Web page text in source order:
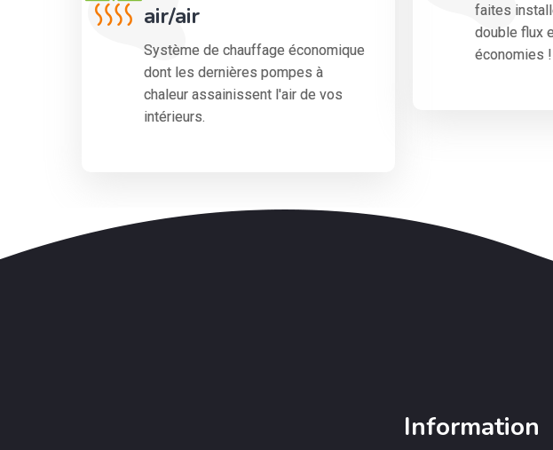
air/air
Système de chauffage économique
dont les dernières pompes à
chaleur assainissent l'air de vos
intérieurs.
faites
double flux
économies !
Information